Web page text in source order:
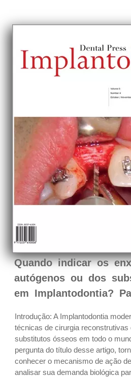
Quando indicar os
autógenos ou dos
em Implantodontia?
Introdução: A Implantodontia
técnicas de cirurgia
substitutos ósseos em todo o
pergunta do título desse artigo,
conhecer o mecanismo de ação
analisar sua demanda biológica